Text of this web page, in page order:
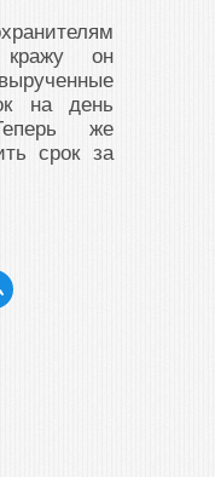
кражу он
на день
же
срок за